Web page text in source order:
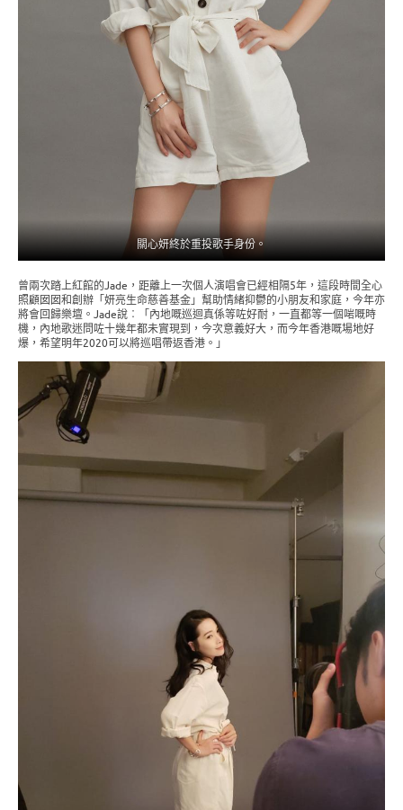
關心妍終於重投歌手身份。
曾兩次踏上紅館的Jade，距離上一次個人演唱會已經相隔5年，這段時間全心
照顧囡囡和創辦「妍亮生命慈善基金」幫助情緒抑鬱的小朋友和家庭，今年亦
將會回歸樂壇。Jade說︰「內地嘅巡迴真係等咗好耐，一直都等一個啱嘅時
機，內地歌迷問咗十幾年都未實現到，今次意義好大，而今年香港嘅場地好
爆，希望明年2020可以將巡唱帶返香港。」